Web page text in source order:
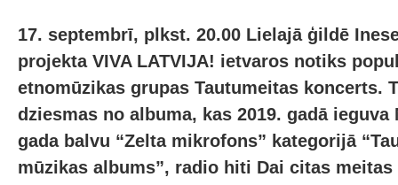
17. septembrī, plkst. 20.00 Lielajā ģildē
projekta VIVA LATVIJA! ietvaros notiks
etnomūzikas grupas Tautumeitas koncerts.
dziesmas no albuma, kas 2019. gadā
gada balvu “Zelta mikrofons” kategorijā
mūzikas albums”, radio hiti Dai citas meitas